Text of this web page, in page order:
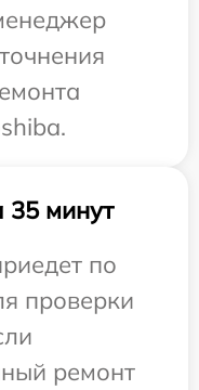
35 минут
по
проверки
ремонт